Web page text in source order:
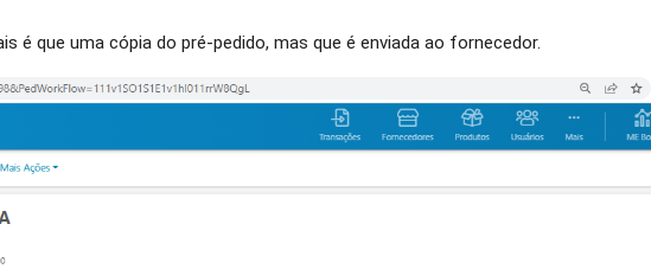
é que uma cópia do pré-pedido, mas que é enviada ao fornecedor.